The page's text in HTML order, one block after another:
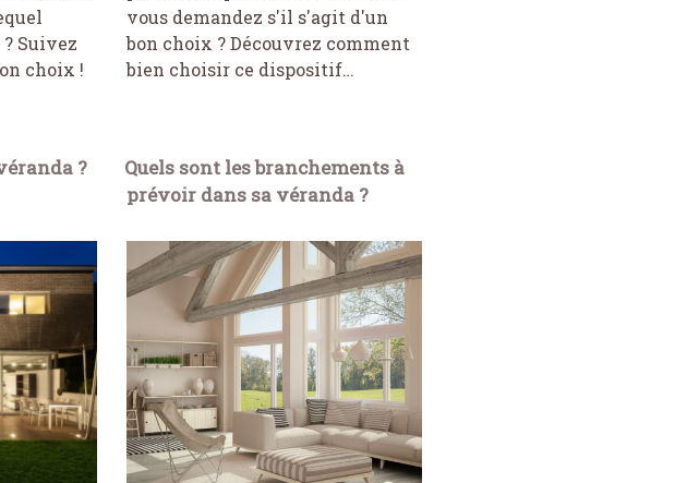
Suivez
choix !
vous demandez s'il s'agit d'un
bon choix ? Découvrez comment
bien choisir ce dispositif…
?
Quels sont les branchements à
prévoir dans sa véranda ?